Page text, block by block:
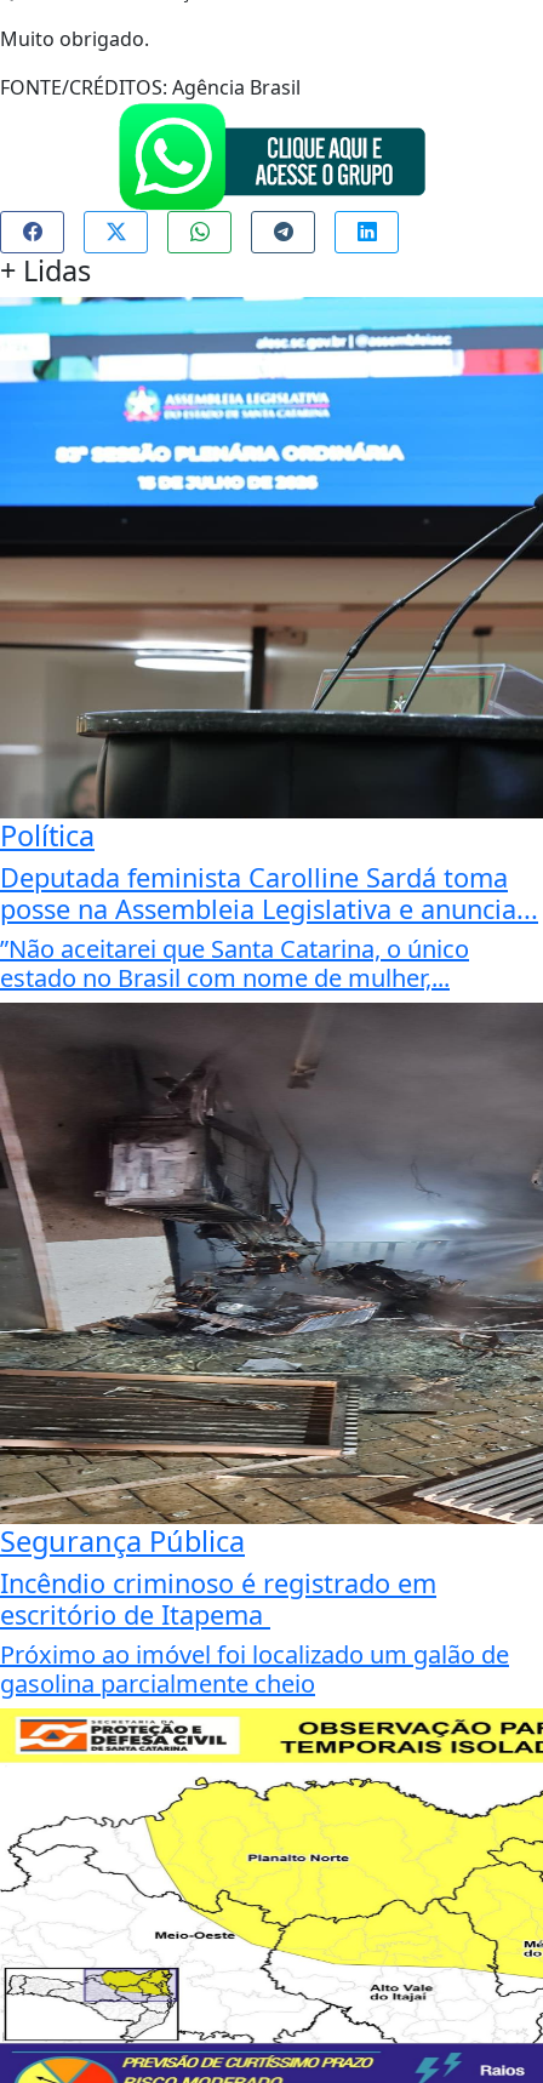
Muito obrigado.
FONTE/CRÉDITOS: Agência Brasil
+ Lidas
Política
Deputada feminista Carolline Sardá toma
posse na Assembleia Legislativa e anuncia...
”Não aceitarei que Santa Catarina, o único
estado no Brasil com nome de mulher,...
Segurança Pública
Incêndio criminoso é registrado em
escritório de Itapema
Próximo ao imóvel foi localizado um galão de
gasolina parcialmente cheio